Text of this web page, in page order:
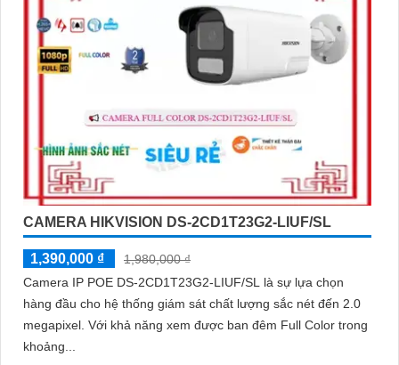
CAMERA HIKVISION DS-2CD1T23G2-LIUF/SL
1,390,000 ₫
1,980,000 ₫
Camera IP POE DS-2CD1T23G2-LIUF/SL là sự lựa chọn
hàng đầu cho hệ thống giám sát chất lượng sắc nét đến 2.0
megapixel. Với khả năng xem được ban đêm Full Color trong
khoảng...